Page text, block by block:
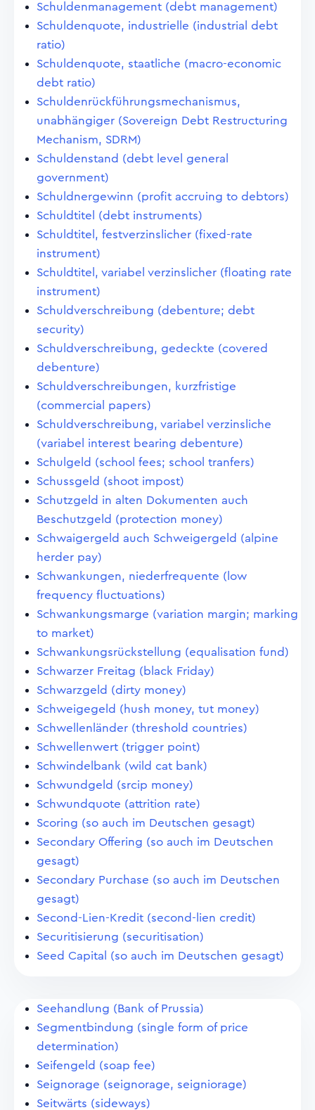
Schuldenmanagement (debt management)
Schuldenquote, industrielle (industrial debt
ratio)
Schuldenquote, staatliche (macro-economic
debt ratio)
Schuldenrückführungsmechanismus,
unabhängiger (Sovereign Debt Restructuring
Mechanism, SDRM)
Schuldenstand (debt level general
government)
Schuldnergewinn (profit accruing to debtors)
Schuldtitel (debt instruments)
Schuldtitel, festverzinslicher (fixed-rate
instrument)
Schuldtitel, variabel verzinslicher (floating rate
instrument)
Schuldverschreibung (debenture; debt
security)
Schuldverschreibung, gedeckte (covered
debenture)
Schuldverschreibungen, kurzfristige
(commercial papers)
Schuldverschreibung, variabel verzinsliche
(variabel interest bearing debenture)
Schulgeld (school fees; school tranfers)
Schussgeld (shoot impost)
Schutzgeld in alten Dokumenten auch
Beschutzgeld (protection money)
Schwaigergeld auch Schweigergeld (alpine
herder pay)
Schwankungen, niederfrequente (low
frequency fluctuations)
Schwankungsmarge (variation margin; marking
to market)
Schwankungsrückstellung (equalisation fund)
Schwarzer Freitag (black Friday)
Schwarzgeld (dirty money)
Schweigegeld (hush money, tut money)
Schwellenländer (threshold countries)
Schwellenwert (trigger point)
Schwindelbank (wild cat bank)
Schwundgeld (srcip money)
Schwundquote (attrition rate)
Scoring (so auch im Deutschen gesagt)
Secondary Offering (so auch im Deutschen
gesagt)
Secondary Purchase (so auch im Deutschen
gesagt)
Second-Lien-Kredit (second-lien credit)
Securitisierung (securitisation)
Seed Capital (so auch im Deutschen gesagt)
Seehandlung (Bank of Prussia)
Segmentbindung (single form of price
determination)
Seifengeld (soap fee)
Seignorage (seignorage, seigniorage)
Seitwärts (sideways)